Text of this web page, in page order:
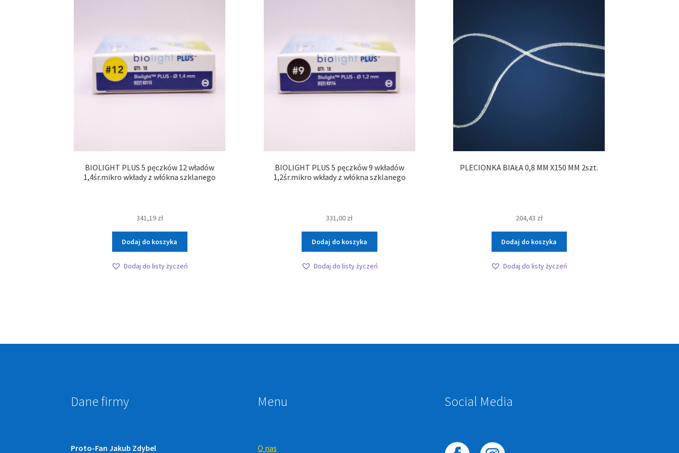
BIOLIGHT PLUS 5 pęczków 12 władów
1,4śr.mikro wkłady z włókna szklanego
341,19 zł
Dodaj do koszyka
Dodaj do listy życzeń
BIOLIGHT PLUS 5 pęczków 9 wkładów
1,2śr.mikro wkłady z włókna szklanego
331,00 zł
Dodaj do koszyka
Dodaj do listy życzeń
PLECIONKA BIAŁA 0,8 MM X150 MM 2szt.
204,43 zł
Dodaj do koszyka
Dodaj do listy życzeń
Dane firmy
Proto-Fan Jakub Zdybel
Menu
O nas
Social Media